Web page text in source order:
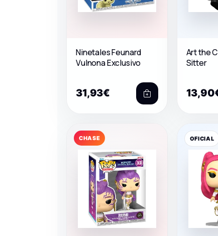
Ninetales Feunard
Vulnona Exclusivo
31,93€
Art the
Sitter
CHASE OFICIAL